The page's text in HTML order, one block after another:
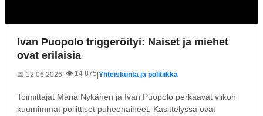
Ivan Puopolo triggeröityi: Naiset ja miehet
ovat erilaisia
📅 12.06.2026 | 👁️ 14 875|Yhteiskunta ja politiikka
Toimittajat Maria Nykänen ja Ivan Puopolo perkaavat viikon
kuumimmat poliittiset puheenaiheet. Käsittelyssä ovat